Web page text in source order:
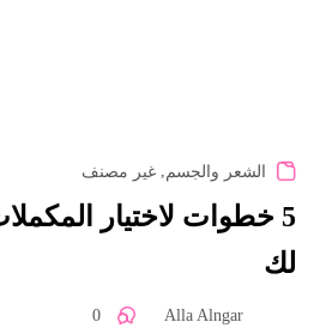
الشعر والجسم , غير مصنف
5 خطوات لاختيار
لك
Alla Alngar
0